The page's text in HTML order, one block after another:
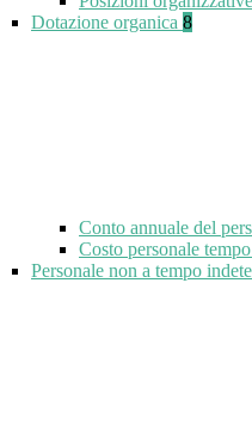
Dotazione organica 8
Conto annuale del
Costo personale
Personale non a tempo